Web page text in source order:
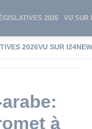
2026 VU SUR
2026VU SUR
à